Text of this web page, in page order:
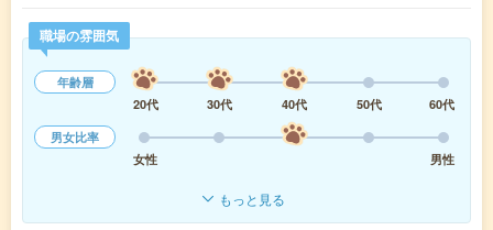
職場の雰囲気
年齢層
20代
30代 40代 50代
60代
男女比率
女性
男性
もっと見る